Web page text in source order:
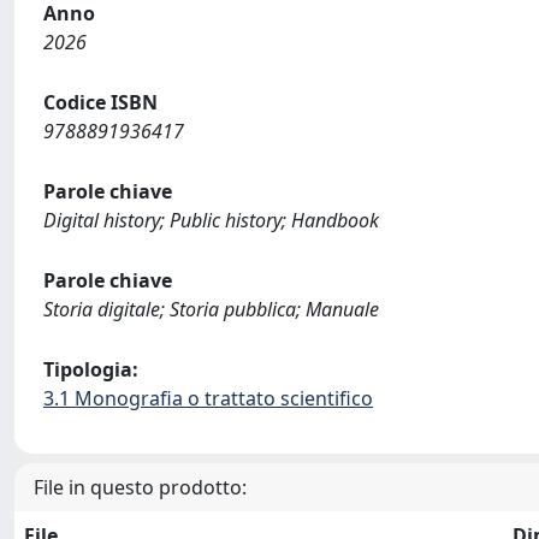
Anno
2026
Codice ISBN
9788891936417
Parole chiave
Digital history; Public history; Handbook
Parole chiave
Storia digitale; Storia pubblica; Manuale
Tipologia:
3.1 Monografia o trattato scientifico
File in questo prodotto: